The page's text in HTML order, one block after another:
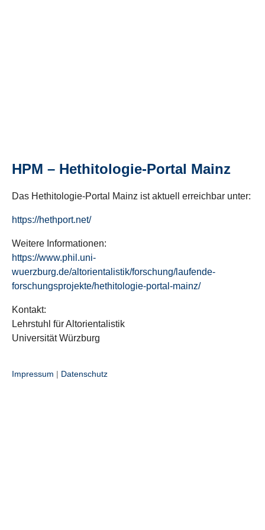
HPM – Hethitologie-Portal Mainz
Das Hethitologie-Portal Mainz ist aktuell erreichbar unter:
https://hethport.net/
Weitere Informationen:
https://www.phil.uni-
wuerzburg.de/altorientalistik/forschung/laufende-
forschungsprojekte/hethitologie-portal-mainz/
Kontakt:
Lehrstuhl für Altorientalistik
Universität Würzburg
Impressum | Datenschutz